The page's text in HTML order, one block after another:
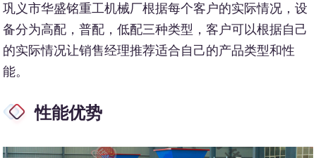
巩义市华盛铭重工机械厂根据每个客户的实际情况，设
备分为高配，普配，低配三种类型，客户可以根据自己
的实际情况让销售经理推荐适合自己的产品类型和性
能。
性能优势